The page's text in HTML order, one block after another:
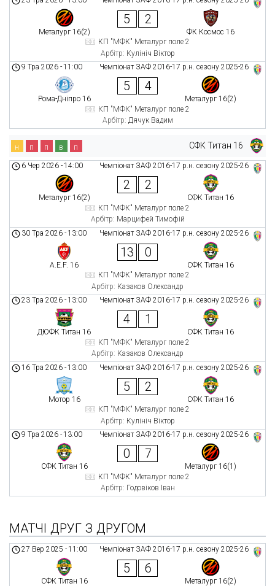
Металург 16(2)
5 2
ФК Космос 16
КП "МФК" Металург поле 2
Арбітр: Кулініч Віктор
Чемпіонат ЗАФ 2016-17 р.н. сезону 2025-26
9 Тра 2026 -11:00
Рома-Дніпро 16
5 4
Металург 16(2)
КП "МФК" Металург поле 2
Арбітр: Дячук Вадим
СФК Титан 16
н п п в п
Чемпіонат ЗАФ 2016-17 р.н. сезону 2025-26
6 Чер 2026 -14:00
Металург 16(2)
2 2
СФК Титан 16
КП "МФК" Металург поле 2
Арбітр: Марцифей Тимофій
Чемпіонат ЗАФ 2016-17 р.н. сезону 2025-26
30 Тра 2026 -13:00
A.E.F. 16
13 0
СФК Титан 16
КП "МФК" Металург поле 2
Арбітр: Казаков Олександр
Чемпіонат ЗАФ 2016-17 р.н. сезону 2025-26
23 Тра 2026 -13:00
ДЮФК Титан 16
4 1
СФК Титан 16
КП "МФК" Металург поле 2
Арбітр: Казаков Олександр
Чемпіонат ЗАФ 2016-17 р.н. сезону 2025-26
16 Тра 2026 -13:00
Мотор 16
5 2
СФК Титан 16
КП "МФК" Металург поле 2
Арбітр: Кулініч Віктор
Чемпіонат ЗАФ 2016-17 р.н. сезону 2025-26
9 Тра 2026 -13:00
СФК Титан 16
0 7
Металург 16(1)
КП "МФК" Металург поле 2
Арбітр: Годовіков Іван
МАТЧІ ДРУГ З ДРУГОМ
Чемпіонат ЗАФ 2016-17 р.н. сезону 2025-26
27 Вер 2025 -11:00
СФК Титан 16
5 6
Металург 16(2)